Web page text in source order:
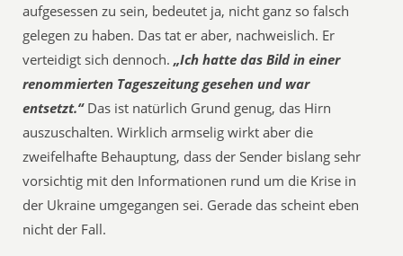
aufgesessen zu sein, bedeutet ja, nicht ganz so falsch
gelegen zu haben. Das tat er aber, nachweislich. Er
verteidigt sich dennoch. „Ich hatte das Bild in einer
renommierten Tageszeitung gesehen und war
entsetzt.“Das ist natürlich Grund genug, das Hirn
auszuschalten. Wirklich armselig wirkt aber die
zweifelhafte Behauptung, dass der Sender bislang sehr
vorsichtig mit den Informationen rund um die Krise in
der Ukraine umgegangen sei. Gerade das scheint eben
nicht der Fall.